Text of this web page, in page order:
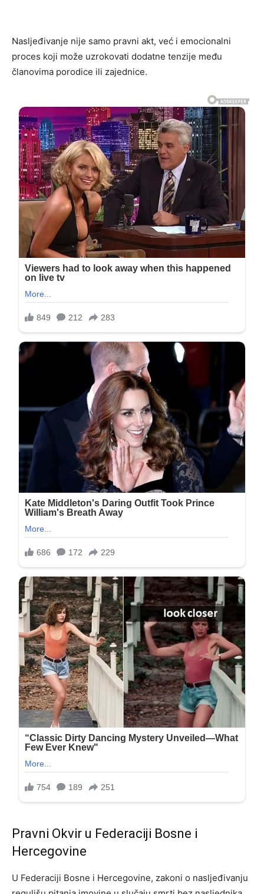
Nasljeđivanje nije samo pravni akt, već i emocionalni
proces koji može uzrokovati dodatne tenzije među
članovima porodice ili zajednice.
Pravni Okvir u Federaciji Bosne i
Hercegovine
U Federaciji Bosne i Hercegovine, zakoni o nasljeđivanju